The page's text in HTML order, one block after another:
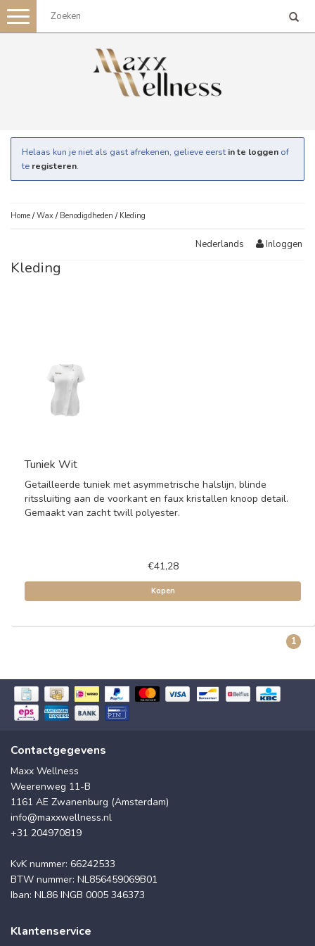
Toggle
navigation
Helaas kun je niet als gast afrekenen, gelieve eerst in te loggen of
te registeren.
Home /Wax / Benodigdheden / Kleding
Nederlands Inloggen
Kleding
Tuniek Wit
Getailleerde tuniek met asymmetrische halslijn, blinde
ritssluiting aan de voorkant en faux kristallen knoop detail.
Gemaakt van zacht twill polyester.
€41,28
Kopen
1
Contactgegevens
Maxx Wellness
Weerenweg 11-B
1161 AE Zwanenburg (Amsterdam)
info@maxxwellness.nl
+31 204970819
KvK nummer: 66242533
BTW nummer: NL856459069B01
Iban: NL86 INGB 0005 346373
Klantenservice